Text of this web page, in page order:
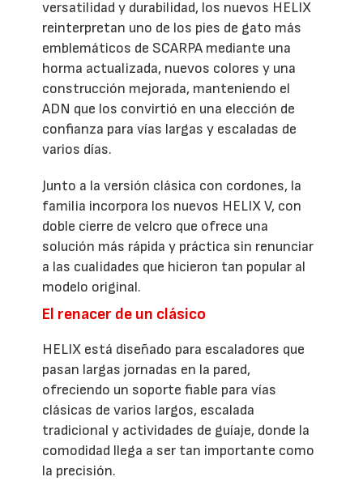
versatilidad y durabilidad, los nuevos HELIX
reinterpretan uno de los pies de gato más
emblemáticos de SCARPA mediante una
horma actualizada, nuevos colores y una
construcción mejorada, manteniendo el
ADN que los convirtió en una elección de
confianza para vías largas y escaladas de
varios días.
Junto a la versión clásica con cordones, la
familia incorpora los nuevos HELIX V, con
doble cierre de velcro que ofrece una
solución más rápida y práctica sin renunciar
a las cualidades que hicieron tan popular al
modelo original.
El renacer de un clásico
HELIX está diseñado para escaladores que
pasan largas jornadas en la pared,
ofreciendo un soporte fiable para vías
clásicas de varios largos, escalada
tradicional y actividades de guíaje, donde la
comodidad llega a ser tan importante como
la precisión.